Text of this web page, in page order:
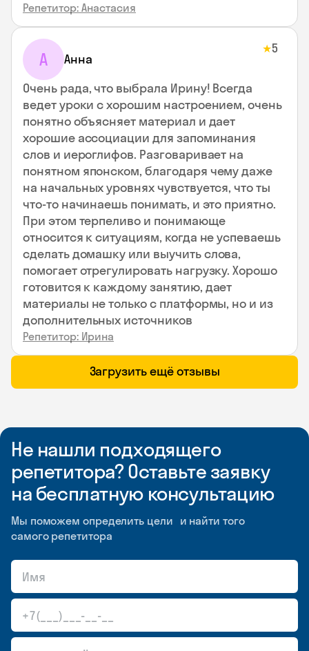
Репетитор: Анастасия
А Анна
★5
Очень рада, что выбрала Ирину! Всегда
ведет уроки с хорошим настроением, очень
понятно объясняет материал и дает
хорошие ассоциации для запоминания
слов и иероглифов. Разговаривает на
понятном японском, благодаря чему даже
на начальных уровнях чувствуется, что ты
что-то начинаешь понимать, и это приятно.
При этом терпеливо и понимающе
относится к ситуациям, когда не успеваешь
сделать домашку или выучить слова,
помогает отрегулировать нагрузку. Хорошо
готовится к каждому занятию, дает
материалы не только с платформы, но и из
дополнительных источников
Репетитор: Ирина
Загрузить ещё отзывы
Не нашли подходящего
репетитора? Оставьте заявку
на бесплатную консультацию
Мы поможем определить цели и найти того
самого репетитора